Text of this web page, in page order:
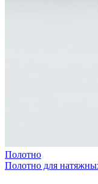
Полотно
Полотно для